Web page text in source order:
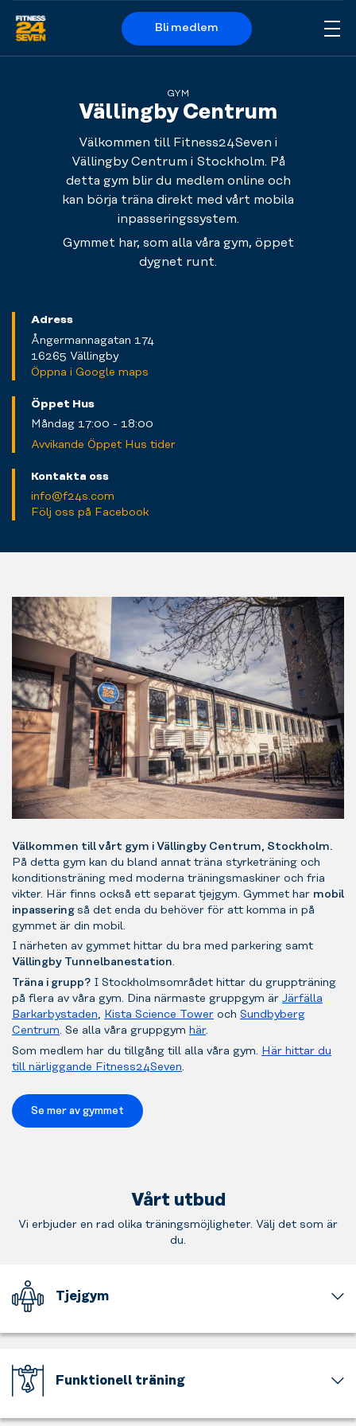
Logo
Bli medlem
GYM
Vällingby Centrum
Välkommen till Fitness24Seven i
Vällingby Centrum i Stockholm. På
detta gym blir du medlem online och
kan börja träna direkt med vårt mobila
inpasseringssystem.
Gymmet har, som alla våra gym, öppet
dygnet runt.
Adress
Ångermannagatan 174
16265 Vällingby
Öppna i Google maps
Öppet Hus
Måndag 17:00 - 18:00
Avvikande Öppet Hus tider
Kontakta oss
info@f24s.com
Följ oss på Facebook
Välkommen till vårt gym i Vällingby Centrum, Stockholm.
På detta gym kan du bland annat träna styrketräning och
konditionsträning med moderna träningsmaskiner och fria
vikter. Här finns också ett separat tjejgym. Gymmet har mobil
inpassering så det enda du behöver för att komma in på
gymmet är din mobil.
I närheten av gymmet hittar du bra med parkering samt
Vällingby Tunnelbanestation.
Träna i grupp? I Stockholmsområdet hittar du gruppträning
på flera av våra gym. Dina närmaste gruppgym är Järfälla
Barkarbystaden, Kista Science Tower och Sundbyberg
Centrum. Se alla våra gruppgym här.
Som medlem har du tillgång till alla våra gym. Här hittar du
till närliggande Fitness24Seven.
Se mer av gymmet
Vårt utbud
Vi erbjuder en rad olika träningsmöjligheter. Välj det som är
du.
Tjejgym
del
gymmet
är
tjejer
Funktionell träning